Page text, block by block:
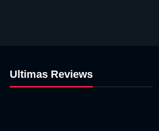
Ultimas Reviews